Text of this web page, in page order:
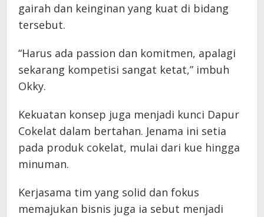
gairah dan keinginan yang kuat di bidang
tersebut.
“Harus ada passion dan komitmen, apalagi
sekarang kompetisi sangat ketat,” imbuh
Okky.
Kekuatan konsep juga menjadi kunci Dapur
Cokelat dalam bertahan. Jenama ini setia
pada produk cokelat, mulai dari kue hingga
minuman.
Kerjasama tim yang solid dan fokus
memajukan bisnis juga ia sebut menjadi